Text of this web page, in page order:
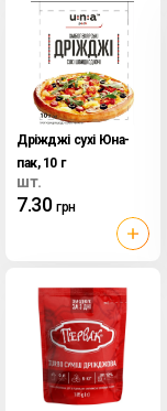
Дріжджі сухі Юна-
пак, 10 г
шт.
7.30 грн